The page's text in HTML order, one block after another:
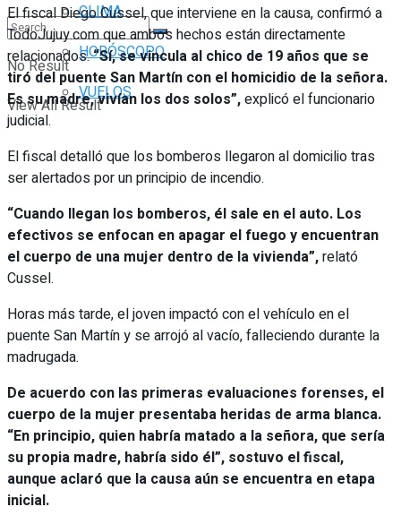
No Result
View All Result
CLIMA
HORÓSCOPO
VUELOS
El fiscal Diego Cussel, que interviene en la causa, confirmó a
TodoJujuy.com que ambos hechos están directamente
relacionados.“Sí, se vincula al chico de 19 años que se
tiró del puente San Martín con el homicidio de la señora.
Es su madre, vivían los dos solos”,explicó el funcionario
judicial.
El fiscal detalló que los bomberos llegaron al domicilio tras
ser alertados por un principio de incendio.
“Cuando llegan los bomberos, él sale en el auto. Los
efectivos se enfocan en apagar el fuego y encuentran
el cuerpo de una mujer dentro de la vivienda”,relató
Cussel.
Horas más tarde, el joven impactó con el vehículo en el
puente San Martín y se arrojó al vacío, falleciendo durante la
madrugada.
De acuerdo con las primeras evaluaciones forenses, el
cuerpo de la mujer presentaba heridas de arma blanca.
“En principio, quien habría matado a la señora, que sería
su propia madre, habría sido él”, sostuvo el fiscal,
aunque aclaró que la causa aún se encuentra en etapa
inicial.